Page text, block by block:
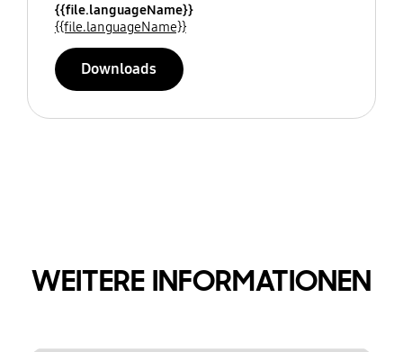
{{file.languageName}}
{{file.languageName}}
Downloads
WEITERE INFORMATIONEN